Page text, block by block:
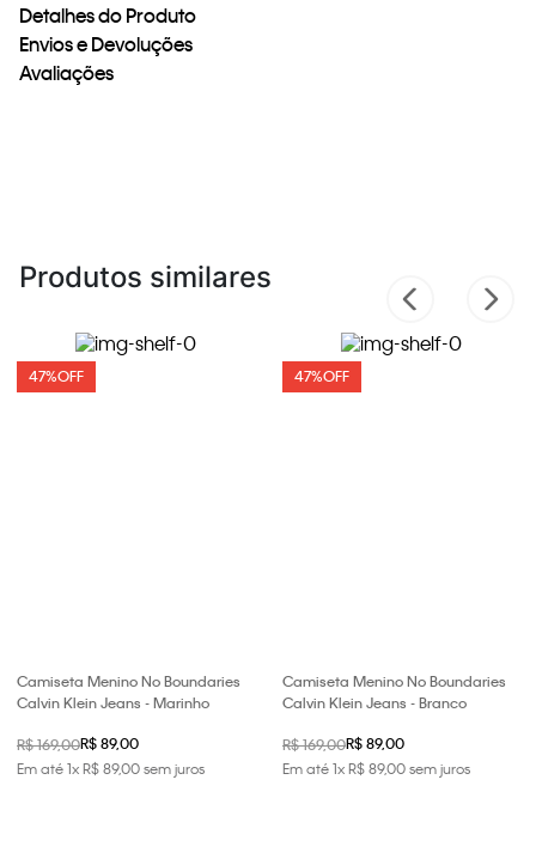
Detalhes do Produto
Envios e Devoluções
Avaliações
Produtos similares
47%OFF
Camiseta Menino No Boundaries
Calvin Klein Jeans - Marinho
R$ 169,00R$ 89,00
Em até1xR$89,00sem juros
47%OFF
Camiseta Menino No Boundaries
Calvin Klein Jeans - Branco
R$ 169,00R$ 89,00
Em até1xR$89,00sem juros